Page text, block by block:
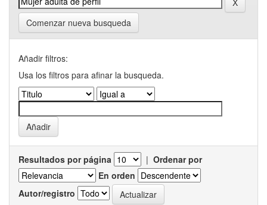
Comenzar nueva busqueda
Añadir filtros:
Usa los filtros para afinar la busqueda.
Resultados por página | Ordenar por
En orden
Autor/registro